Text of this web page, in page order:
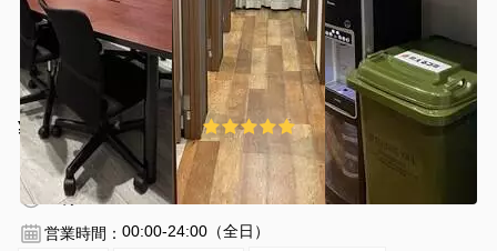
¥880 〜 ¥1320 /時間 5.0
(1件)
錦糸町駅 徒歩3分
東京都墨田区江東橋3-8-11
30分〜
営業時間： 00:00-24:00（全日）